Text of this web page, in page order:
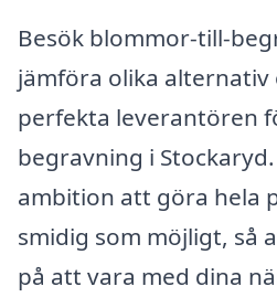
Besök blommor-till-
jämföra olika alternativ
perfekta leverantören
begravning i
ambition att göra hela
smidig som möjligt, så
på att vara med dina